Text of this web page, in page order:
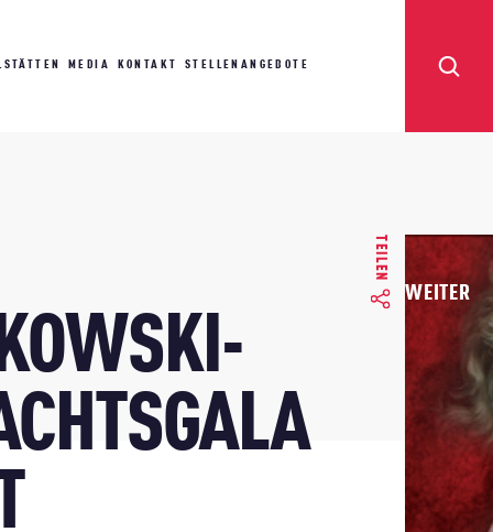
MEDIA KONTAKT STELLENANGEBOTE
TEILEN
WEITER